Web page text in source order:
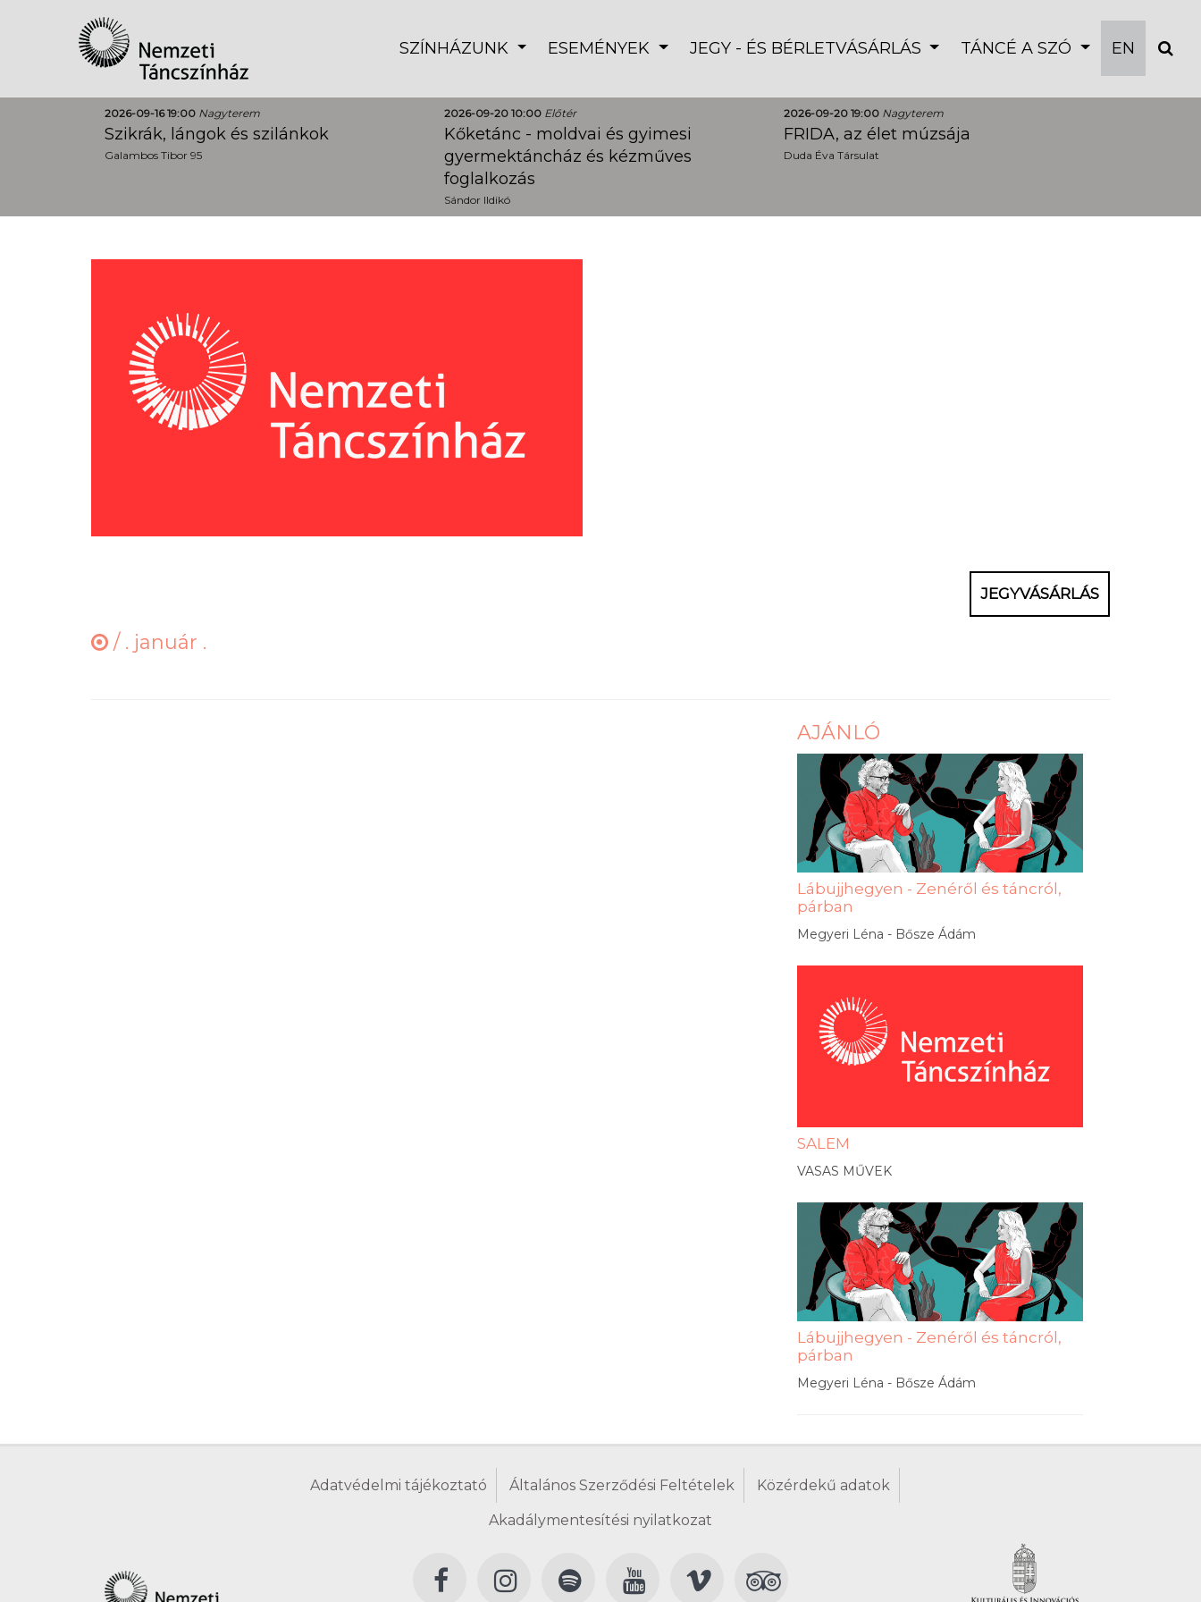
SZÍNHÁZUNK ESEMÉNYEK JEGY - ÉS BÉRLETVÁSÁRLÁS TÁNCÉ A SZÓ EN
2026-09-16 19:00 Nagyterem
Szikrák, lángok és szilánkok
Galambos Tibor 95
2026-09-20 10:00 Előtér
Kőketánc - moldvai és gyimesi
gyermektáncház és kézműves
foglalkozás
Sándor Ildikó
2026-09-20 19:00 Nagyterem
FRIDA, az élet múzsája
Duda Éva Társulat
JEGYVÁSÁRLÁS
/ . január .
AJÁNLÓ
Lábujjhegyen - Zenéről és táncról,
párban
Megyeri Léna - Bősze Ádám
SALEM
VASAS MŰVEK
Lábujjhegyen - Zenéről és táncról,
párban
Megyeri Léna - Bősze Ádám
Adatvédelmi tájékoztató Általános Szerződési Feltételek Közérdekű adatok
Akadálymentesítési nyilatkozat